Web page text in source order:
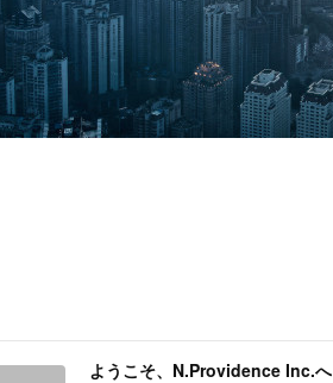
ようこそ、N.Providence Inc.へ